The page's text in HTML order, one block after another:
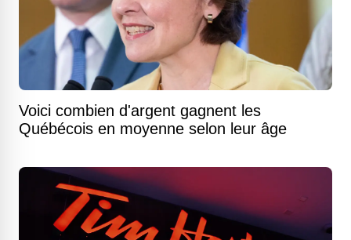
Voici combien d'argent gagnent les
Québécois en moyenne selon leur âge